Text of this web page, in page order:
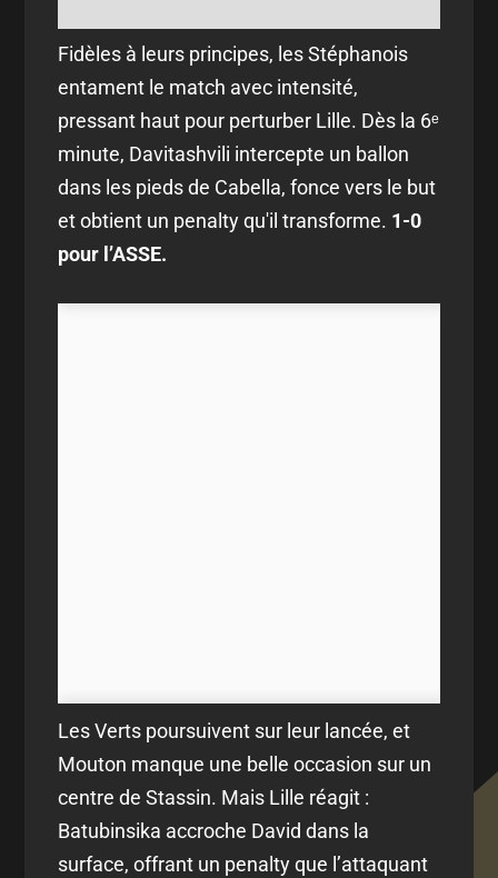
Fidèles à leurs principes, les Stéphanois
entament le match avec intensité,
pressant haut pour perturber Lille. Dès la 6ᵉ
minute, Davitashvili intercepte un ballon
dans les pieds de Cabella, fonce vers le but
et obtient un penalty qu'il transforme. 1-0
pour l’ASSE.
Les Verts poursuivent sur leur lancée, et
Mouton manque une belle occasion sur un
centre de Stassin. Mais Lille réagit :
Batubinsika accroche David dans la
surface, offrant un penalty que l’attaquant